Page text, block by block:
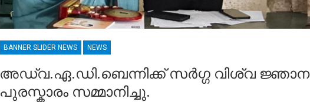
BANNER SLIDER NEWS NEWS
അഡ്വ.ഏ.ഡി.ബെന്നിക്ക് സർഗ്ഗ വിശ്വ ജ്ഞാന
പുരസ്കാരം സമ്മാനിച്ചു.